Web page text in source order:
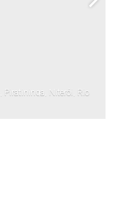
Piratininga Niterói
Rio